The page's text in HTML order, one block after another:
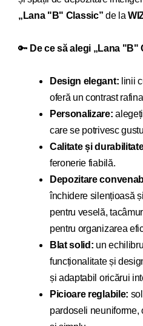
„ Lana "B" Classic” de la
🔑 De ce să alegi „Lana "B"
Design elegant: linii
oferă un contrast
Personalizare:
care se potrivesc
Calitate și
feronerie fiabilă.
Depozitare
închidere silențioasă
pentru veselă,
pentru organizarea
Blat solid: un
funcționalitate și
și adaptabil oricărui
Picioare reglabile:
pardoseli neuniforme,